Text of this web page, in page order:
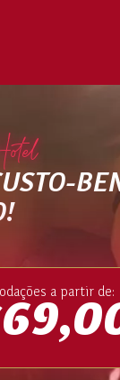
a partir de: